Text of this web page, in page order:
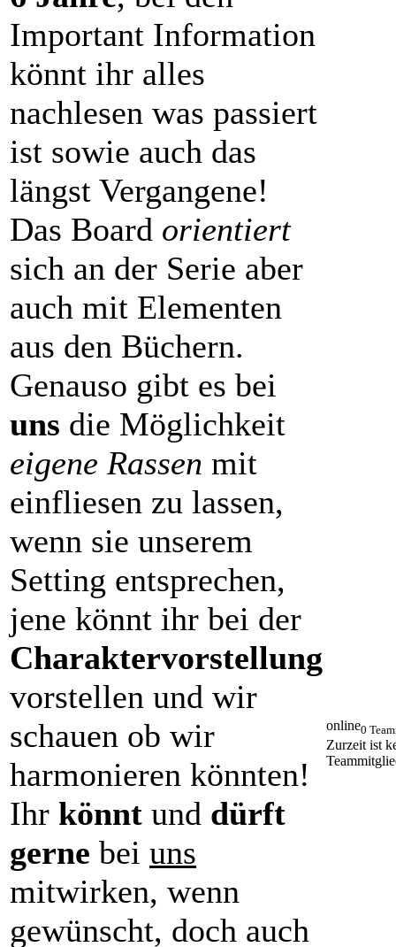
Important Information
könnt ihr alles
nachlesen was passiert
ist sowie auch das
längst Vergangene!
Das Board orientiert
sich an der Serie aber
auch mit Elementen
aus den Büchern.
Genauso gibt es bei
uns die Möglichkeit
eigene Rassen mit
einfliesen zu lassen,
wenn sie unserem
Setting entsprechen,
jene könnt ihr bei der
Charaktervorstellung
vorstellen und wir
schauen ob wir
harmonieren könnten!
Ihr könnt und dürft
gerne bei uns
mitwirken, wenn
gewünscht, doch auch
online0
Zurzeit ist